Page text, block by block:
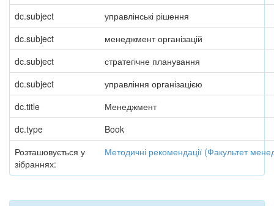
dc.subject
управлінські рішення
dc.subject
менеджмент організацій
dc.subject
стратегічне планування
dc.subject
управління організацією
dc.title
Менеджмент
dc.type
Book
Розташовується у
зібраннях:
Методичні рекомендації (Факультет